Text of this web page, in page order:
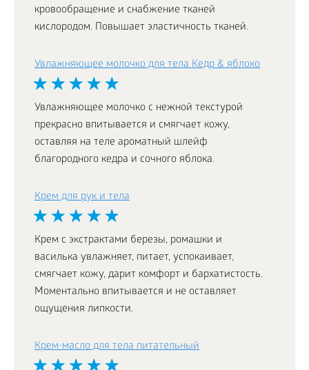
кровообращение и снабжение тканей
кислородом. Повышает эластичность тканей.
Увлажняющее молочко для тела Кедр & яблоко
Увлажняющее молочко с нежной текстурой
прекрасно впитывается и смягчает кожу,
оставляя на теле ароматный шлейф
благородного кедра и сочного яблока.
Крем для рук и тела
Крем с экстрактами березы, ромашки и
василька увлажняет, питает, успокаивает,
смягчает кожу, дарит комфорт и бархатистость.
Моментально впитывается и не оставляет
ощущения липкости.
Крем-масло для тела питательный